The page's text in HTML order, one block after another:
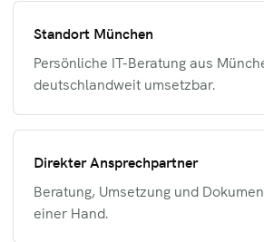
Standort München
Persönliche IT-Beratung aus
deutschlandweit umsetzbar.
Direkter Ansprechpartner
Beratung, Umsetzung und
einer Hand.